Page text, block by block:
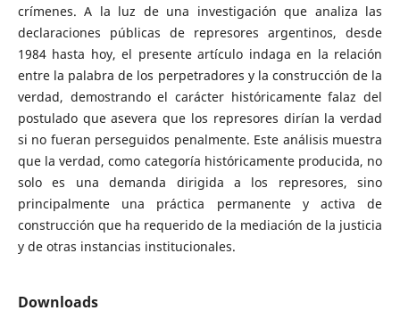
crímenes. A la luz de una investigación que analiza las
declaraciones públicas de represores argentinos, desde
1984 hasta hoy, el presente artículo indaga en la relación
entre la palabra de los perpetradores y la construcción de la
verdad, demostrando el carácter históricamente falaz del
postulado que asevera que los represores dirían la verdad
si no fueran perseguidos penalmente. Este análisis muestra
que la verdad, como categoría históricamente producida, no
solo es una demanda dirigida a los represores, sino
principalmente una práctica permanente y activa de
construcción que ha requerido de la mediación de la justicia
y de otras instancias institucionales.
Downloads